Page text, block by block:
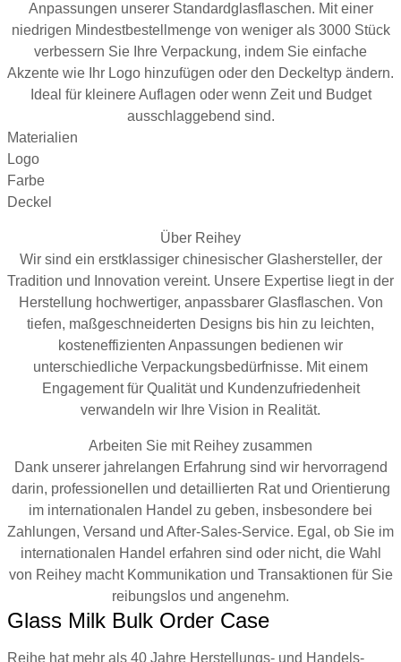
Anpassungen unserer Standardglasflaschen. Mit einer
niedrigen Mindestbestellmenge von weniger als 3000 Stück
verbessern Sie Ihre Verpackung, indem Sie einfache
Akzente wie Ihr Logo hinzufügen oder den Deckeltyp ändern.
Ideal für kleinere Auflagen oder wenn Zeit und Budget
ausschlaggebend sind.
Materialien
Logo
Farbe
Deckel
Über Reihey
Wir sind ein erstklassiger chinesischer Glashersteller, der
Tradition und Innovation vereint. Unsere Expertise liegt in der
Herstellung hochwertiger, anpassbarer Glasflaschen. Von
tiefen, maßgeschneiderten Designs bis hin zu leichten,
kosteneffizienten Anpassungen bedienen wir
unterschiedliche Verpackungsbedürfnisse. Mit einem
Engagement für Qualität und Kundenzufriedenheit
verwandeln wir Ihre Vision in Realität.
Arbeiten Sie mit Reihey zusammen
Dank unserer jahrelangen Erfahrung sind wir hervorragend
darin, professionellen und detaillierten Rat und Orientierung
im internationalen Handel zu geben, insbesondere bei
Zahlungen, Versand und After-Sales-Service. Egal, ob Sie im
internationalen Handel erfahren sind oder nicht, die Wahl
von Reihey macht Kommunikation und Transaktionen für Sie
reibungslos und angenehm.
Glass Milk Bulk Order Case
Reihe hat mehr als 40 Jahre Herstellungs- und Handels­